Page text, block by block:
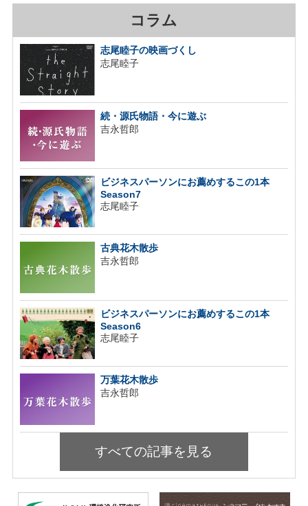
コラム
志尾睦子の映画づくし
志尾睦子
続・源氏物語・今に遊ぶ
吉永哲郎
ビジネスパーソンにお薦めするこの1本
Season7
志尾睦子
古典花木散歩
吉永哲郎
ビジネスパーソンにお薦めするこの1本
Season6
志尾睦子
万葉花木散歩
吉永哲郎
すべての記事を見る